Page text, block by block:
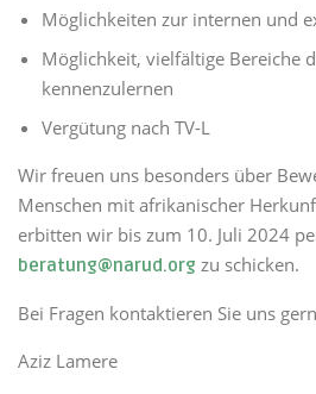
Möglichkeiten zur internen und
Möglichkeit, vielfältige Bereiche
kennenzulernen
Vergütung nach TV-L
Wir freuen uns besonders über
Menschen mit afrikanischer
erbitten wir bis zum 10. Juli 2024
beratung@narud.org zu schicken.
Bei Fragen kontaktieren Sie uns
Aziz Lamere